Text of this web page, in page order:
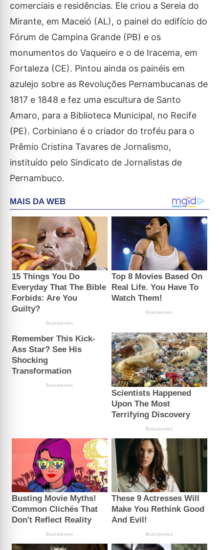
comerciais e residências. Ele criou a Sereia do
Mirante, em Maceió (AL), o painel do edifício do
Fórum de Campina Grande (PB) e os
monumentos do Vaqueiro e o de Iracema, em
Fortaleza (CE). Pintou ainda os painéis em
azulejo sobre as Revoluções Pernambucanas de
1817 e 1848 e fez uma escultura de Santo
Amaro, para a Biblioteca Municipal, no Recife
(PE). Corbiniano é o criador do troféu para o
Prêmio Cristina Tavares de Jornalismo,
instituído pelo Sindicato de Jornalistas de
Pernambuco.